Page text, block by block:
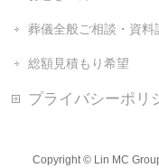
葬儀全般ご相談・資料
総額見積もり希望
プライバシーポリ
Copyright © Lin MC